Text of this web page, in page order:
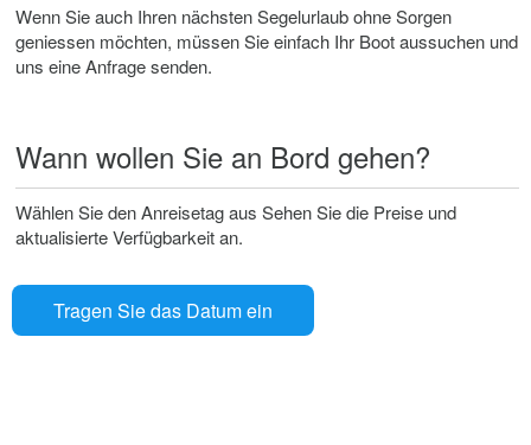
Wenn Sie auch Ihren nächsten Segelurlaub ohne Sorgen
geniessen möchten, müssen Sie einfach Ihr Boot aussuchen und
uns eine Anfrage senden.
Wann wollen Sie an Bord gehen?
Wählen Sie den Anreisetag aus Sehen Sie die Preise und
aktualisierte Verfügbarkeit an.
Tragen Sie das Datum ein